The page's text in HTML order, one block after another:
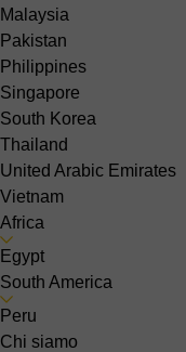
Malaysia
Pakistan
Philippines
Singapore
South Korea
Thailand
United Arabic Emirates
Vietnam
Africa
Egypt
South America
Peru
Chi siamo